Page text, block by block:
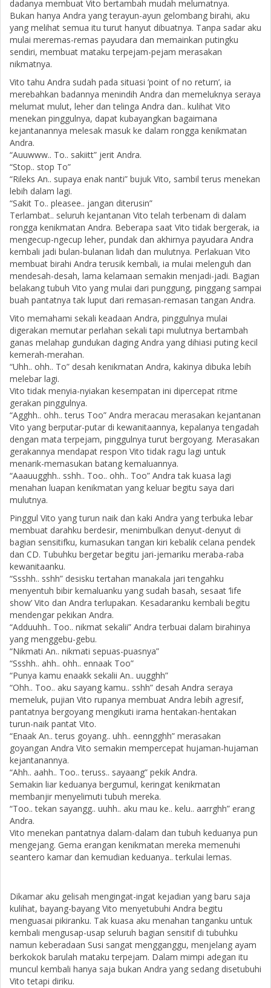
dadanya membuat Vito bertambah mudah melumatnya.
Bukan hanya Andra yang terayun-ayun gelombang birahi, aku
yang melihat semua itu turut hanyut dibuatnya. Tanpa sadar aku
mulai meremas-remas payudara dan memainkan putingku
sendiri, membuat mataku terpejam-pejam merasakan
nikmatnya.
Vito tahu Andra sudah pada situasi ’point of no return’, ia
merebahkan badannya menindih Andra dan memeluknya seraya
melumat mulut, leher dan telinga Andra dan.. kulihat Vito
menekan pinggulnya, dapat kubayangkan bagaimana
kejantanannya melesak masuk ke dalam rongga kenikmatan
Andra.
“Auuwww.. To.. sakiitt” jerit Andra.
“Stop.. stop To”
“Rileks An.. supaya enak nanti” bujuk Vito, sambil terus menekan
lebih dalam lagi.
“Sakit To.. pleasee.. jangan diterusin”
Terlambat.. seluruh kejantanan Vito telah terbenam di dalam
rongga kenikmatan Andra. Beberapa saat Vito tidak bergerak, ia
mengecup-ngecup leher, pundak dan akhirnya payudara Andra
kembali jadi bulan-bulanan lidah dan mulutnya. Perlakuan Vito
membuat birahi Andra terusik kembali, ia mulai melenguh dan
mendesah-desah, lama kelamaan semakin menjadi-jadi. Bagian
belakang tubuh Vito yang mulai dari punggung, pinggang sampai
buah pantatnya tak luput dari remasan-remasan tangan Andra.
Vito memahami sekali keadaan Andra, pinggulnya mulai
digerakan memutar perlahan sekali tapi mulutnya bertambah
ganas melahap gundukan daging Andra yang dihiasi puting kecil
kemerah-merahan.
“Uhh.. ohh.. To” desah kenikmatan Andra, kakinya dibuka lebih
melebar lagi.
Vito tidak menyia-nyiakan kesempatan ini dipercepat ritme
gerakan pinggulnya.
“Agghh.. ohh.. terus Too” Andra meracau merasakan kejantanan
Vito yang berputar-putar di kewanitaannya, kepalanya tengadah
dengan mata terpejam, pinggulnya turut bergoyang. Merasakan
gerakannya mendapat respon Vito tidak ragu lagi untuk
menarik-memasukan batang kemaluannya.
“Aaauugghh.. sshh.. Too.. ohh.. Too” Andra tak kuasa lagi
menahan luapan kenikmatan yang keluar begitu saya dari
mulutnya.
Pinggul Vito yang turun naik dan kaki Andra yang terbuka lebar
membuat darahku berdesir, menimbulkan denyut-denyut di
bagian sensitifku, kumasukan tangan kiri kebalik celana pendek
dan CD. Tubuhku bergetar begitu jari-jemariku meraba-raba
kewanitaanku.
“Ssshh.. sshh” desisku tertahan manakala jari tengahku
menyentuh bibir kemaluanku yang sudah basah, sesaat ’life
show’ Vito dan Andra terlupakan. Kesadaranku kembali begitu
mendengar pekikan Andra.
“Adduuhh.. Too.. nikmat sekalii” Andra terbuai dalam birahinya
yang menggebu-gebu.
“Nikmati An.. nikmati sepuas-puasnya”
“Ssshh.. ahh.. ohh.. ennaak Too”
“Punya kamu enaakk sekalii An.. uugghh”
“Ohh.. Too.. aku sayang kamu.. sshh” desah Andra seraya
memeluk, pujian Vito rupanya membuat Andra lebih agresif,
pantatnya bergoyang mengikuti irama hentakan-hentakan
turun-naik pantat Vito.
“Enaak An.. terus goyang.. uhh.. eenngghh” merasakan
goyangan Andra Vito semakin mempercepat hujaman-hujaman
kejantanannya.
“Ahh.. aahh.. Too.. teruss.. sayaang” pekik Andra.
Semakin liar keduanya bergumul, keringat kenikmatan
membanjir menyelimuti tubuh mereka.
“Too.. tekan sayangg.. uuhh.. aku mau ke.. kelu.. aarrghh” erang
Andra.
Vito menekan pantatnya dalam-dalam dan tubuh keduanya pun
mengejang. Gema erangan kenikmatan mereka memenuhi
seantero kamar dan kemudian keduanya.. terkulai lemas.
Dikamar aku gelisah mengingat-ingat kejadian yang baru saja
kulihat, bayang-bayang Vito menyetubuhi Andra begitu
menguasai pikiranku. Tak kuasa aku menahan tanganku untuk
kembali mengusap-usap seluruh bagian sensitif di tubuhku
namun keberadaan Susi sangat mengganggu, menjelang ayam
berkokok barulah mataku terpejam. Dalam mimpi adegan itu
muncul kembali hanya saja bukan Andra yang sedang disetubuhi
Vito tetapi diriku.